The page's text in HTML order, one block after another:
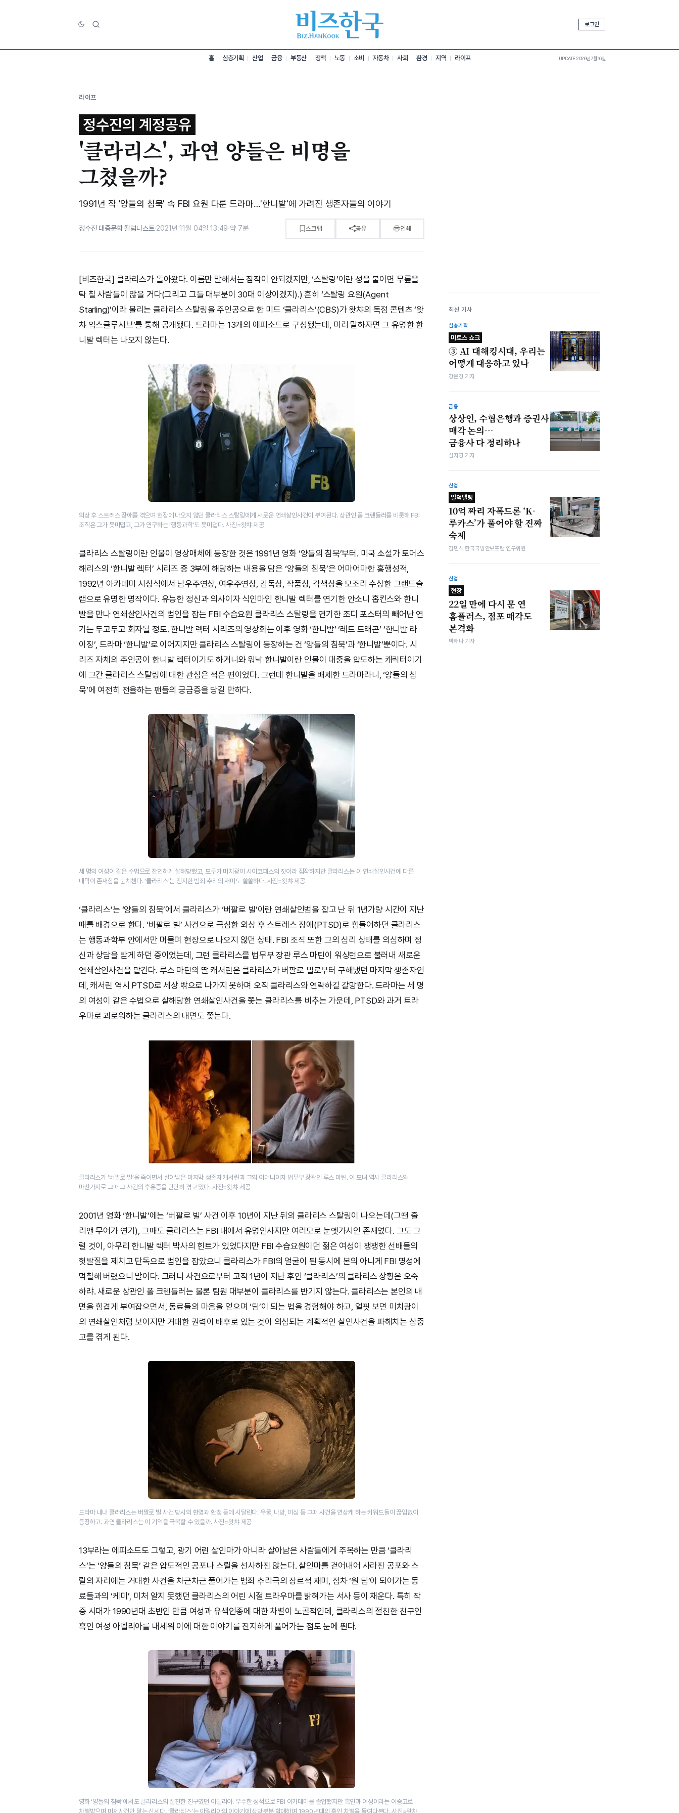
로그인
홈 심층기획 산업 금융 부동산 정책 노동 소비 자동차 사회 환경 지역 라이프 UPDATE 2026년 7월 16일
라이프
정수진의 계정공유
'클라리스', 과연 양들은 비명을
그쳤을까?
1991년 작 '양들의 침묵' 속 FBI 요원 다룬 드라마…'한니발'에 가려진 생존자들의 이야기
정수진 대중문화 칼럼니스트·2021년 11월 04일 13:49·약 7분 스크랩 공유 인쇄
[비즈한국] 클라리스가 돌아왔다. 이름만 말해서는 짐작이 안되겠지만, ‘스탈링’이란 성을 붙이면 무릎을
탁 칠 사람들이 많을 거다(그리고 그들 대부분이 30대 이상이겠지).) 흔히 ‘스탈링 요원(Agent
Starling)’이라 불리는 클라리스 스탈링을 주인공으로 한 미드 ‘클라리스’(CBS)가 왓챠의 독점 콘텐츠 ‘왓
챠 익스클루시브’를 통해 공개됐다. 드라마는 13개의 에피소드로 구성됐는데, 미리 말하자면 그 유명한 한
니발 렉터는 나오지 않는다.
외상 후 스트레스 장애를 겪으며 현장에 나오지 않던 클라리스 스탈링에게 새로운 연쇄살인사건이 부여된다. 상관인 폴 크렌들러를 비롯해 FBI
조직은 그가 못미덥고, 그가 연구하는 ‘행동과학’도 못미덥다. 사진=왓챠 제공
클라리스 스탈링이란 인물이 영상매체에 등장한 것은 1991년 영화 ‘양들의 침묵’부터. 미국 소설가 토머스
해리스의 ‘한니발 렉터’ 시리즈 중 3부에 해당하는 내용을 담은 ‘양들의 침묵’은 어마어마한 흥행성적,
1992년 아카데미 시상식에서 남우주연상, 여우주연상, 감독상, 작품상, 각색상을 모조리 수상한 그랜드슬
램으로 유명한 명작이다. 유능한 정신과 의사이자 식인마인 한니발 렉터를 연기한 안소니 홉킨스와 한니
발을 만나 연쇄살인사건의 범인을 잡는 FBI 수습요원 클라리스 스탈링을 연기한 조디 포스터의 빼어난 연
기는 두고두고 회자될 정도. 한니발 렉터 시리즈의 영상화는 이후 영화 ‘한니발’ ‘레드 드래곤’ ‘한니발 라
이징’, 드라마 ‘한니발’로 이어지지만 클라리스 스탈링이 등장하는 건 ‘양들의 침묵’과 ‘한니발’뿐이다. 시
리즈 자체의 주인공이 한니발 렉터이기도 하거니와 워낙 한니발이란 인물이 대중을 압도하는 캐릭터이기
에 그간 클라리스 스탈링에 대한 관심은 적은 편이었다. 그런데 한니발을 배제한 드라마라니, ‘양들의 침
묵’에 여전히 전율하는 팬들의 궁금증을 당길 만하다.
세 명의 여성이 같은 수법으로 잔인하게 살해당했고, 모두가 미치광이 사이코패스의 짓이라 짐작하지만 클라리스는 이 연쇄살인사건에 다른
내막이 존재함을 눈치챈다. ‘클라리스’는 진지한 범죄 추리의 재미도 쏠쏠하다. 사진=왓챠 제공
‘클라리스’는 ‘양들의 침묵’에서 클라리스가 ‘버팔로 빌’이란 연쇄살인범을 잡고 난 뒤 1년가량 시간이 지난
때를 배경으로 한다. ‘버팔로 빌’ 사건으로 극심한 외상 후 스트레스 장애(PTSD)로 힘들어하던 클라리스
는 행동과학부 안에서만 머물며 현장으로 나오지 않던 상태. FBI 조직 또한 그의 심리 상태를 의심하며 정
신과 상담을 받게 하던 중이었는데, 그런 클라리스를 법무부 장관 루스 마틴이 워싱턴으로 불러내 새로운
연쇄살인사건을 맡긴다. 루스 마틴의 딸 캐서린은 클라리스가 버팔로 빌로부터 구해냈던 마지막 생존자인
데, 캐서린 역시 PTSD로 세상 밖으로 나가지 못하며 오직 클라리스와 연락하길 갈망한다. 드라마는 세 명
의 여성이 같은 수법으로 살해당한 연쇄살인사건을 쫓는 클라리스를 비추는 가운데, PTSD와 과거 트라
우마로 괴로워하는 클라리스의 내면도 쫒는다.
클라리스가 ‘버팔로 빌’을 죽이면서 살아남은 마지막 생존자 캐서린과 그의 어머니이자 법무부 장관인 루스 마틴. 이 모녀 역시 클라리스와
마찬가지로 그때 그 사건의 후유증을 단단히 겪고 있다. 사진=왓챠 제공
2001년 영화 ‘한니발’에는 ‘버팔로 빌’ 사건 이후 10년이 지난 뒤의 클라리스 스탈링이 나오는데(그땐 줄
리앤 무어가 연기), 그때도 클라리스는 FBI 내에서 유명인사지만 여러모로 눈엣가시인 존재였다. 그도 그
럴 것이, 아무리 한니발 렉터 박사의 힌트가 있었다지만 FBI 수습요원이던 젊은 여성이 쟁쟁한 선배들의
헛발질을 제치고 단독으로 범인을 잡았으니 클라리스가 FBI의 얼굴이 된 동시에 본의 아니게 FBI 명성에
먹칠해 버렸으니 말이다. 그러니 사건으로부터 고작 1년이 지난 후인 ‘클라리스’의 클라리스 상황은 오죽
하랴. 새로운 상관인 폴 크렌들러는 물론 팀원 대부분이 클라리스를 반기지 않는다. 클라리스는 본인의 내
면을 힘겹게 부여잡으면서, 동료들의 마음을 얻으며 ‘팀’이 되는 법을 경험해야 하고, 얼핏 보면 미치광이
의 연쇄살인처럼 보이지만 거대한 권력이 배후로 있는 것이 의심되는 계획적인 살인사건을 파헤치는 삼중
고를 겪게 된다.
드라마 내내 클라리스는 버팔로 빌 사건 당시의 환영과 환청 등에 시달린다. 우물, 나방, 미싱 등 그때 사건을 연상케 하는 키워드들이 끊임없이
등장하고. 과연 클라리스는 이 기억을 극복할 수 있을까. 사진=왓챠 제공
13부라는 에피소드도 그렇고, 광기 어린 살인마가 아니라 살아남은 사람들에게 주목하는 만큼 ‘클라리
스’는 ‘양들의 침묵’ 같은 압도적인 공포나 스릴을 선사하진 않는다. 살인마를 걷어내어 사라진 공포와 스
릴의 자리에는 거대한 사건을 차근차근 풀어가는 범죄 추리극의 장르적 재미, 점차 ‘원 팀’이 되어가는 동
료들과의 ‘케미’, 미처 알지 못했던 클라리스의 어린 시절 트라우마를 밝혀가는 서사 등이 채운다. 특히 작
중 시대가 1990년대 초반인 만큼 여성과 유색인종에 대한 차별이 노골적인데, 클라리스의 절친한 친구인
흑인 여성 아델리아를 내세워 이에 대한 이야기를 진지하게 풀어가는 점도 눈에 띈다.
영화 ‘양들의 침묵’에서도 클라리스의 절친한 친구였던 아델리아. 우수한 성적으로 FBI 아카데미를 졸업했지만 흑인과 여성이라는 이중고로
차별받으며 미제사건만 맡는 신세다. ‘클라리스’는 아델리아의 이야기에 상당부분 할애하며 1990년대의 흑인 차별을 들여다본다. 사진=왓챠
최신 기사
심층기획
미토스 쇼크
③ AI 대해킹시대, 우리는
어떻게 대응하고 있나
강은경 기자
금융
상상인, 수협은행과 증권사
매각 논의…
금융사 다 정리하나
심지영 기자
산업
밀덕텔링
10억 짜리 자폭드론 ‘K-
루카스’가 풀어야 할 진짜
숙제
김민석 한국국방안보포럼 연구위원
산업
현장
22일 만에 다시 문 연
홈플러스, 점포 매각도
본격화
박해나 기자